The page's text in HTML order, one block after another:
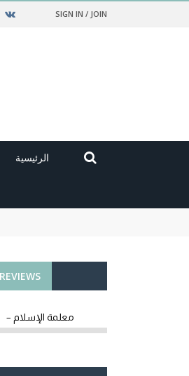
SIGN IN / JOIN
الرئيسية
معلمة الإسلام –